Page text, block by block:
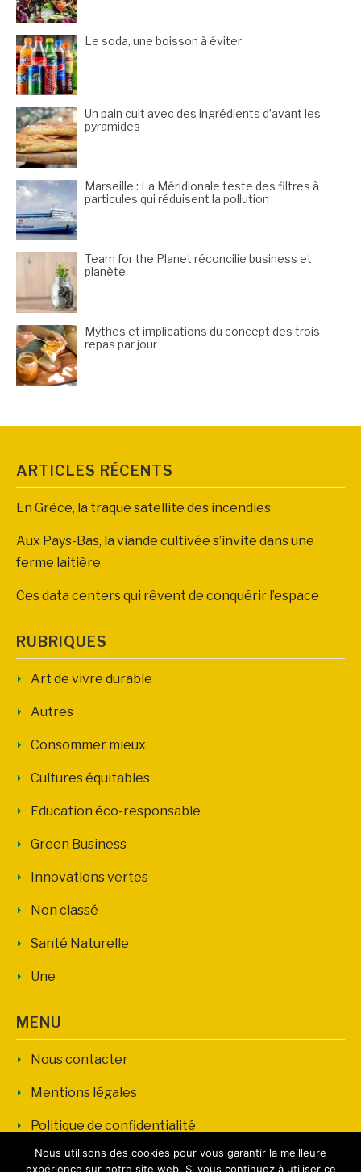
Le soda, une boisson à éviter
Un pain cuit avec des ingrédients d’avant les
pyramides
Marseille : La Méridionale teste des filtres à
particules qui réduisent la pollution
Team for the Planet réconcilie business et
planète
Mythes et implications du concept des trois
repas par jour
ARTICLES RÉCENTS
En Grèce, la traque satellite des incendies
Aux Pays-Bas, la viande cultivée s’invite dans une
ferme laitière
Ces data centers qui rêvent de conquérir l’espace
RUBRIQUES
Art de vivre durable
Autres
Consommer mieux
Cultures équitables
Education éco-responsable
Green Business
Innovations vertes
Non classé
Santé Naturelle
Une
MENU
Nous contacter
Mentions légales
Politique de confidentialité
Nous utilisons des cookies pour vous garantir la meilleure
expérience sur notre site web. Si vous continuez à utiliser ce